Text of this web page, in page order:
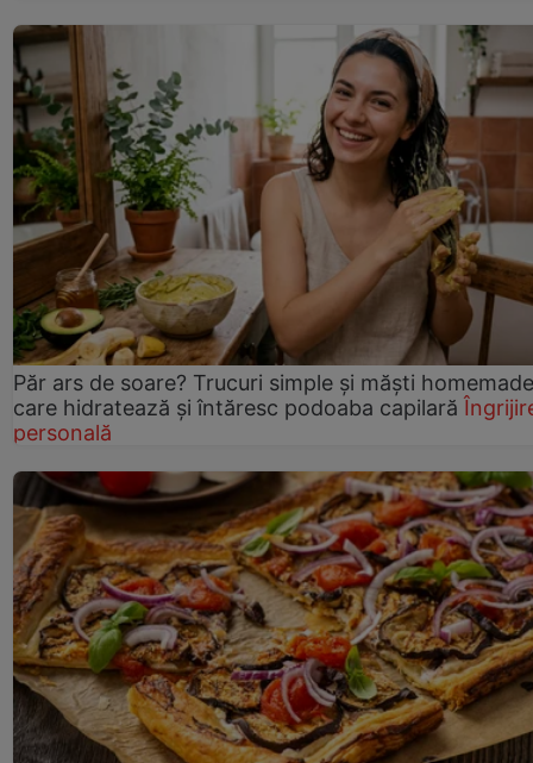
Păr ars de soare? Trucuri simple și măști homemade
care hidratează și întăresc podoaba capilară
personală